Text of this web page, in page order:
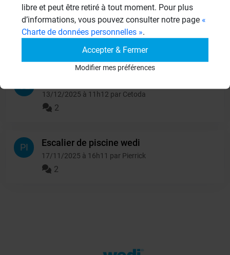
RO
isolation d'un garde-
manger
10/06/2026 à 15h06 par Rosalie
CE
13/12/2025 à 11h12 par Cetoda
2
PI Escalier de piscine wedi
17/11/2025 à 16h11 par Pierrick
2
libre et peut être retiré à tout moment. Pour plus
d’informations, vous pouvez consulter notre page «
Charte de données personnelles ».
Accepter & Fermer
Modifier mes préférences